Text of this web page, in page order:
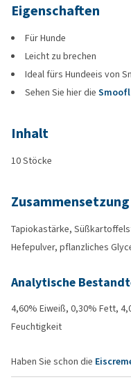
Eigenschaften
Für Hunde
Leicht zu brechen
Ideal fürs Hundeeis von
Sehen Sie hier die
Inhalt
10 Stöcke
Zusammensetzung
Tapiokastärke,
Hefepulver, pflanzliches
Analytische
4,60% Eiweiß, 0,30% Fett,
Feuchtigkeit
Haben Sie schon die